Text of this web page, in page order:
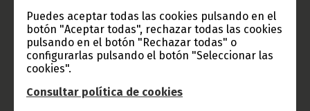
Puedes aceptar todas las cookies pulsando en el
botón "Aceptar todas", rechazar todas las cookies
pulsando en el botón "Rechazar todas" o
configurarlas pulsando el botón "Seleccionar las
cookies".
Consultar política de cookies
Gobierno e Instituciones